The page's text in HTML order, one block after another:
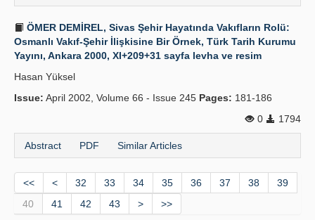
ÖMER DEMİREL, Sivas Şehir Hayatında Vakıfların Rolü:
Osmanlı Vakıf-Şehir İlişkisine Bir Örnek, Türk Tarih Kurumu
Yayını, Ankara 2000, XI+209+31 sayfa levha ve resim
Hasan Yüksel
Issue: April 2002, Volume 66 - Issue 245 Pages: 181-186
0
1794
Abstract PDF Similar Articles
<< < 32 33 34 35 36 37 38
39
40
41 42 43 > >>